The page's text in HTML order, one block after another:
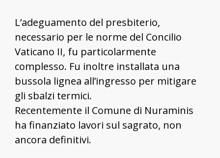
L’adeguamento del presbiterio,
necessario per le norme del Concilio
Vaticano II, fu particolarmente
complesso. Fu inoltre installata una
bussola lignea all’ingresso per mitigare
gli sbalzi termici.
Recentemente il Comune di Nuraminis
ha finanziato lavori sul sagrato, non
ancora definitivi.